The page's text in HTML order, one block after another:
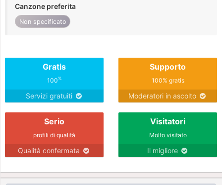
Canzone preferita
Non specificato
Gratis
100%
Servizi gratuiti
Supporto
100% gratis
Moderatori in ascolto
Serio
profili di qualità
Qualità confermata
Visitatori
Molto visitato
Il migliore